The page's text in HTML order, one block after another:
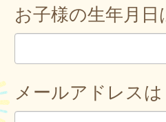
お子様の生年月日
メールアドレスは